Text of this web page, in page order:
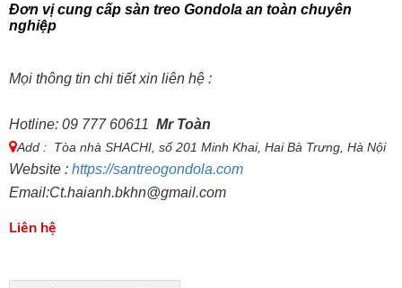
Đơn vị cung cấp sàn treo Gondola an toàn chuyên
nghiệp
Mọi thông tin chi tiết xin liên hệ :
Hotline: 09 777 60611 Mr Toàn
Add : Tòa nhà SHACHI, số 201 Minh Khai, Hai Bà Trưng, Hà Nội
Website : https://santreogondola.com
Email:Ct.haianh.bkhn@gmail.com
Liên hệ